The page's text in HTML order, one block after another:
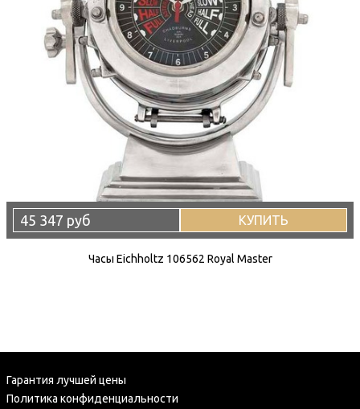
45 347 руб КУПИТЬ
Часы Eichholtz 106562 Royal Master
Гарантия лучшей цены
Политика конфиденциальности